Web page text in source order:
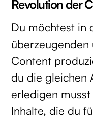
Revolution der
Du möchtest in
überzeugenden
Content
du die gleichen
erledigen
Inhalte, die du